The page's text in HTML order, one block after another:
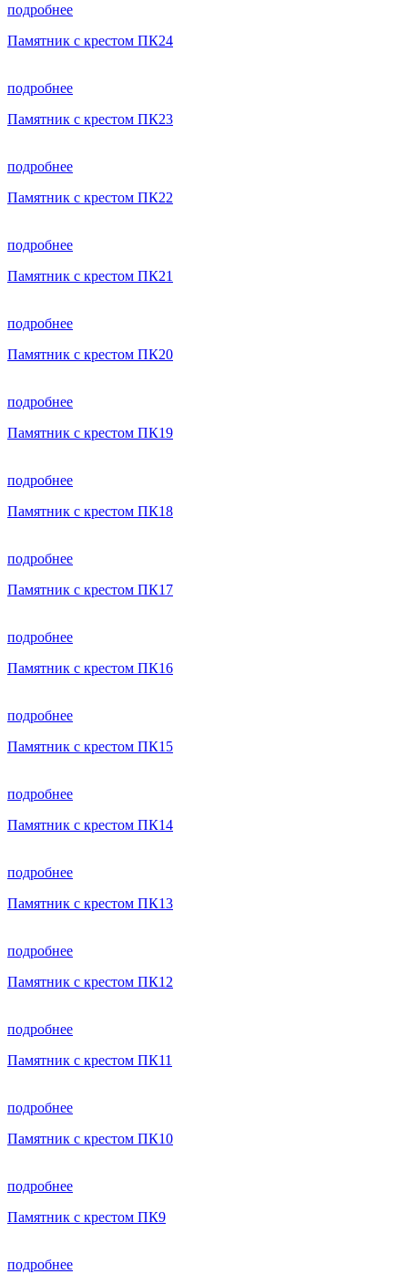
подробнее
Памятник с крестом ПК24
подробнее
Памятник с крестом ПК23
подробнее
Памятник с крестом ПК22
подробнее
Памятник с крестом ПК21
подробнее
Памятник с крестом ПК20
подробнее
Памятник с крестом ПК19
подробнее
Памятник с крестом ПК18
подробнее
Памятник с крестом ПК17
подробнее
Памятник с крестом ПК16
подробнее
Памятник с крестом ПК15
подробнее
Памятник с крестом ПК14
подробнее
Памятник с крестом ПК13
подробнее
Памятник с крестом ПК12
подробнее
Памятник с крестом ПК11
подробнее
Памятник с крестом ПК10
подробнее
Памятник с крестом ПК9
подробнее